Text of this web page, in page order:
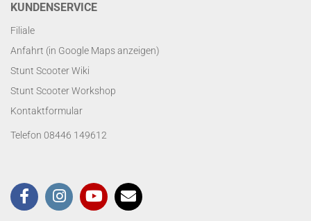
KUNDENSERVICE
Filiale
Anfahrt (in Google Maps anzeigen)
Stunt Scooter Wiki
Stunt Scooter Workshop
Kontaktformular
Telefon 08446 149612